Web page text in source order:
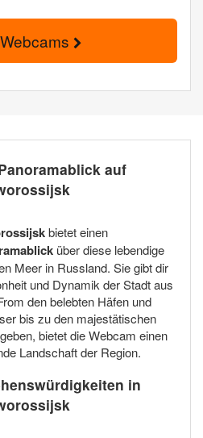
auf
bietet einen
über diese lebendige
Meer in Russland. Sie gibt dir
und Dynamik der Stadt aus
den belebten Häfen und
bis zu den majestätischen
bietet die Webcam einen
Landschaft der Region.
in